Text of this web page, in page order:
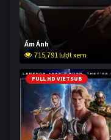
Ám Ảnh
715,791 lượt xem
FULL HD VIETSUB